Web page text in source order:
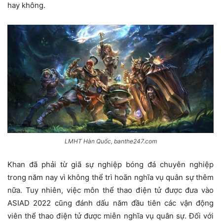
hay không.
LMHT Hàn Quốc, banthe247.com
Khan đã phải từ giã sự nghiệp bóng đá chuyên nghiệp
trong năm nay vì không thể trì hoãn nghĩa vụ quân sự thêm
nữa. Tuy nhiên, việc môn thể thao điện tử được đưa vào
ASIAD 2022 cũng đánh dấu năm đầu tiên các vận động
viên thể thao điện tử được miễn nghĩa vụ quân sự. Đối với